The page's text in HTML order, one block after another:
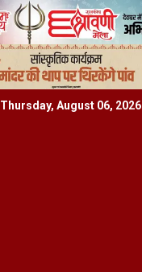
Thursday, August 06, 2026